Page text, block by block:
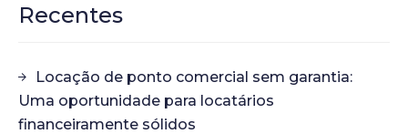
Recentes
Locação de ponto comercial sem garantia:
Uma oportunidade para locatários
financeiramente sólidos